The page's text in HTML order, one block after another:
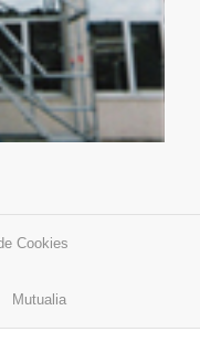
Cookies
Mutualia